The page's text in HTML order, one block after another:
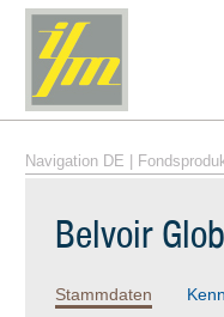
Navigation DE
Belvoir
Stammdaten